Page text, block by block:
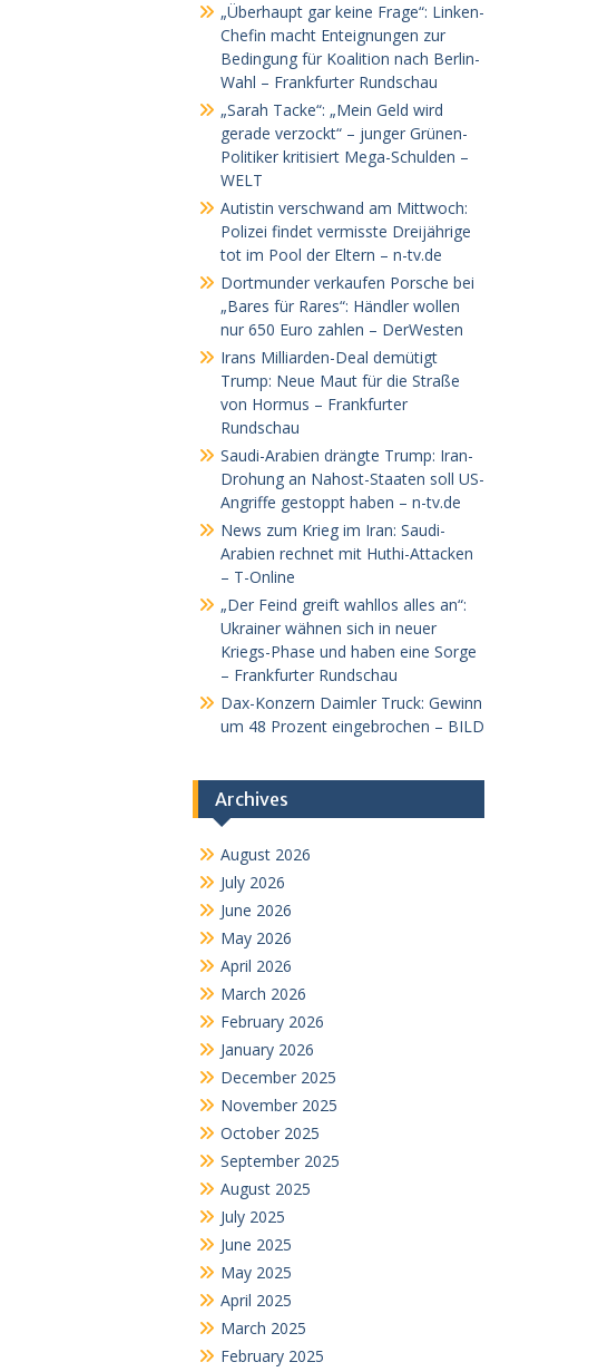
„Überhaupt gar keine Frage“: Linken-
Chefin macht Enteignungen zur
Bedingung für Koalition nach Berlin-
Wahl – Frankfurter Rundschau
„Sarah Tacke“: „Mein Geld wird
gerade verzockt“ – junger Grünen-
Politiker kritisiert Mega-Schulden –
WELT
Autistin verschwand am Mittwoch:
Polizei findet vermisste Dreijährige
tot im Pool der Eltern – n-tv.de
Dortmunder verkaufen Porsche bei
„Bares für Rares“: Händler wollen
nur 650 Euro zahlen – DerWesten
Irans Milliarden-Deal demütigt
Trump: Neue Maut für die Straße
von Hormus – Frankfurter
Rundschau
Saudi-Arabien drängte Trump: Iran-
Drohung an Nahost-Staaten soll US-
Angriffe gestoppt haben – n-tv.de
News zum Krieg im Iran: Saudi-
Arabien rechnet mit Huthi-Attacken
– T-Online
„Der Feind greift wahllos alles an“:
Ukrainer wähnen sich in neuer
Kriegs-Phase und haben eine Sorge
– Frankfurter Rundschau
Dax-Konzern Daimler Truck: Gewinn
um 48 Prozent eingebrochen – BILD
Archives
August 2026
July 2026
June 2026
May 2026
April 2026
March 2026
February 2026
January 2026
December 2025
November 2025
October 2025
September 2025
August 2025
July 2025
June 2025
May 2025
April 2025
March 2025
February 2025